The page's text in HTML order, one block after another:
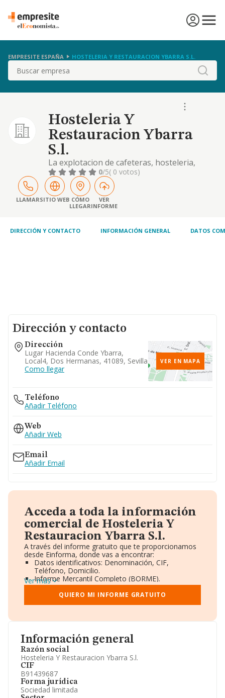
EMPRESITE ESPAÑA HOSTELERIA Y RESTAURACION YBARRA S.L.
Buscar
Hosteleria Y
Restauracion Ybarra
S.l.
La explotacion de cafeteras, hosteleria,
salones de bodas, restaurantes, tabernas y
bares
0/5( 0 votos)
LLAMARSITIO WEB CÓMO
LLEGAR
VER
INFORME
DIRECCIÓN Y CONTACTO INFORMACIÓN GENERAL DATOS
Información general
Razón social
Hosteleria Y Restauracion Ybarra S.l.
CIF
B91439687
Forma jurídica
Sociedad limitada
Dirección y contacto
Dirección
Lugar Hacienda Conde Ybarra,
Local4, Dos Hermanas, 41089, Sevilla
Como llegar
VER EN MAPA
Teléfono
Añadir Teléfono
Web
Añadir Web
Email
Añadir Email
Acceda a toda la información
comercial de Hosteleria Y
Restauracion Ybarra S.l.
A través del informe gratuito que te proporcionamos
desde Einforma, donde vas a encontrar:
Datos identificativos: Denominación, CIF,
Teléfono, Domicilio.
Informe Mercantil Completo (BORME).
Gráficos de Evolución Ventas y Empleados.
Consejo de Administración y Administradores.
Directivos y Ejecutivos.
Información oficial y registral complementaria.
Ver más
QUIERO MI INFORME GRATUITO